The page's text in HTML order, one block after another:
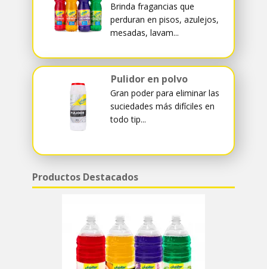
Brinda fragancias que
perduran en pisos, azulejos,
mesadas, lavam...
Pulidor en polvo
Gran poder para eliminar las
suciedades más difíciles en
todo tip...
Productos Destacados